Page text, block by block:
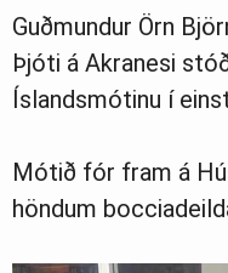
Guðmundur Örn
Þjóti á Akranesi
Íslandsmótinu í
Mótið fór fram á
höndum